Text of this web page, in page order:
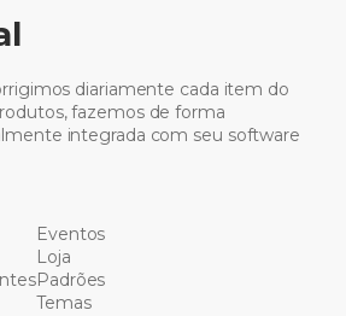
diariamente cada item do
fazemos de forma
integrada com seu software
Eventos
Loja
Padrões
Temas